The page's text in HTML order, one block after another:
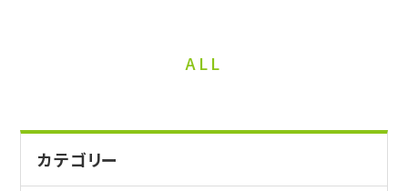
ALL
カテゴリー